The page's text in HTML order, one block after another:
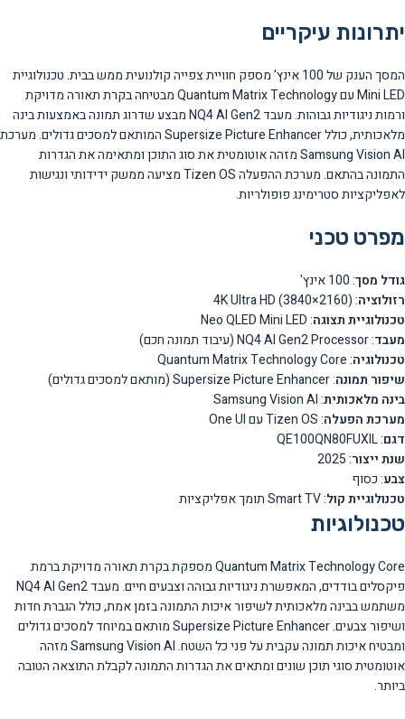
יתרונות עיקריים
המסך הענק של 100 אינץ' מספק חוויית צפייה קולנועית ממש בבית. טכנולוגיית
Mini LED עם Quantum Matrix Technology מבטיחה בקרת תאורה מדויקת
ורמות ניגודיות גבוהות. מעבד NQ4 AI Gen2 מבצע שדרוג תמונה באמצעות בינה
מלאכותית, כולל Supersize Picture Enhancer המותאם למסכים גדולים. מערכת
Samsung Vision AI מזהה אוטומטית את סוג התוכן ומתאימה את הגדרות
התמונה בהתאם. מערכת ההפעלה Tizen OS מציעה ממשק ידידותי ונגישות
לאפליקציות סטרימינג פופולריות.
מפרט טכני
גודל מסך: 100 אינץ'
רזולוציה: 4K Ultra HD (3840×2160)
טכנולוגיית תצוגה: Neo QLED Mini LED
מעבד: NQ4 AI Gen2 Processor (עיבוד תמונה חכם)
טכנולוגיה: Quantum Matrix Technology Core
שיפור תמונה: Supersize Picture Enhancer (מותאם למסכים גדולים)
בינה מלאכותית: Samsung Vision AI
מערכת הפעלה: Tizen OS עם One UI
דגם: QE100QN80FUXIL
שנת ייצור: 2025
צבע: כסוף
טכנולוגיית קול: Smart TV תומך אפליקציות
טכנולוגיות
Quantum Matrix Technology Core מספקת בקרת תאורה מדויקת ברמת
פיקסלים בודדים, המאפשרת ניגודיות גבוהה וצבעים חיים. מעבד NQ4 AI Gen2
משתמש בבינה מלאכותית לשיפור איכות התמונה בזמן אמת, כולל הגברת חדות
ושיפור צבעים. Supersize Picture Enhancer מותאם במיוחד למסכים גדולים
ומבטיח איכות תמונה עקבית על פני כל השטח. Samsung Vision AI מזהה
אוטומטית סוגי תוכן שונים ומתאים את הגדרות התמונה לקבלת התוצאה הטובה
ביותר.